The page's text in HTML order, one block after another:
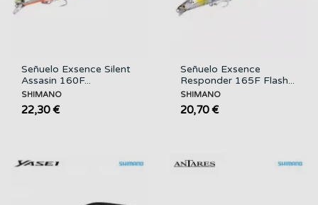
Señuelo Exsence Silent
Assasin 160F...
SHIMANO
22,30 €
Señuelo Exsence
Responder 165F Flash...
SHIMANO
20,70 €